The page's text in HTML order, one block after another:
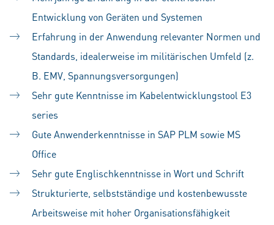
Entwicklung von Geräten und Systemen
Erfahrung in der Anwendung relevanter Normen und
Standards, idealerweise im militärischen Umfeld (z.
B. EMV, Spannungsversorgungen)
Sehr gute Kenntnisse im Kabelentwicklungstool E3
series
Gute Anwenderkenntnisse in SAP PLM sowie MS
Office
Sehr gute Englischkenntnisse in Wort und Schrift
Strukturierte, selbstständige und kostenbewusste
Arbeitsweise mit hoher Organisationsfähigkeit